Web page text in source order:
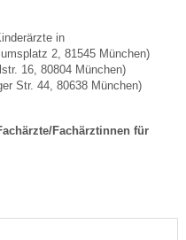
in
2, 81545 München)
16, 80804 München)
Str. 44, 80638 Münc hen)
Fachärztinnen für